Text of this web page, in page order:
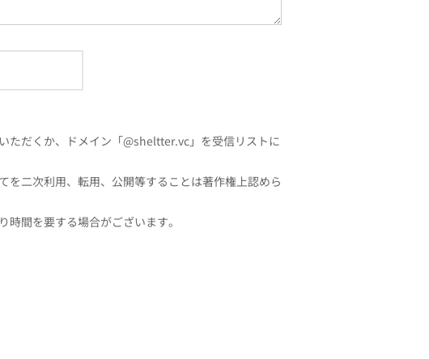
ただくか、ドメイン「@sheltter.vc」を受信リストに
二次利用、転用、公開等することは著作権上認めら
間を要する場合がございます。